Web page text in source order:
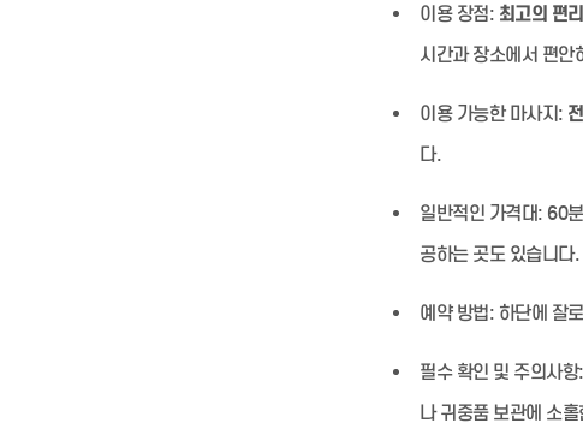
이용 장점: 최고의 편
시간과 장소에서 편안
이용 가능한 마사지:
다.
일반적인 가격대: 60
공하는 곳도 있습니다.
예약 방법: 하단에 잘
필수 확인 및 주의사항:
나 귀중품 보관에 소